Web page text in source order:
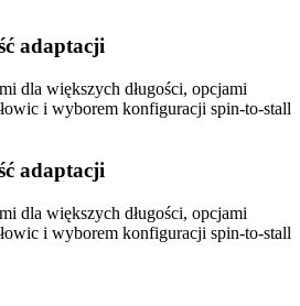
adaptacji
dla większych długości, opcjami
i wyborem konfiguracji spin-to-stall
adaptacji
dla większych długości, opcjami
i wyborem konfiguracji spin-to-stall